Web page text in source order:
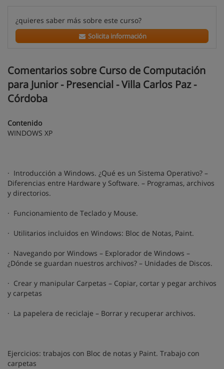
¿quieres saber más sobre este curso?
Solicita información
Comentarios sobre Curso de Computación
para Junior - Presencial - Villa Carlos Paz -
Córdoba
Contenido
WINDOWS XP
· Introducción a Windows. ¿Qué es un Sistema Operativo? –
Diferencias entre Hardware y Software. – Programas, archivos
y directorios.
· Funcionamiento de Teclado y Mouse.
· Utilitarios incluidos en Windows: Bloc de Notas, Paint.
· Navegando por Windows – Explorador de Windows –
¿Dónde se guardan nuestros archivos? – Unidades de Discos.
· Crear y manipular Carpetas – Copiar, cortar y pegar archivos
y carpetas
· La papelera de reciclaje – Borrar y recuperar archivos.
Ejercicios: trabajos con Bloc de notas y Paint. Trabajo con
carpetas